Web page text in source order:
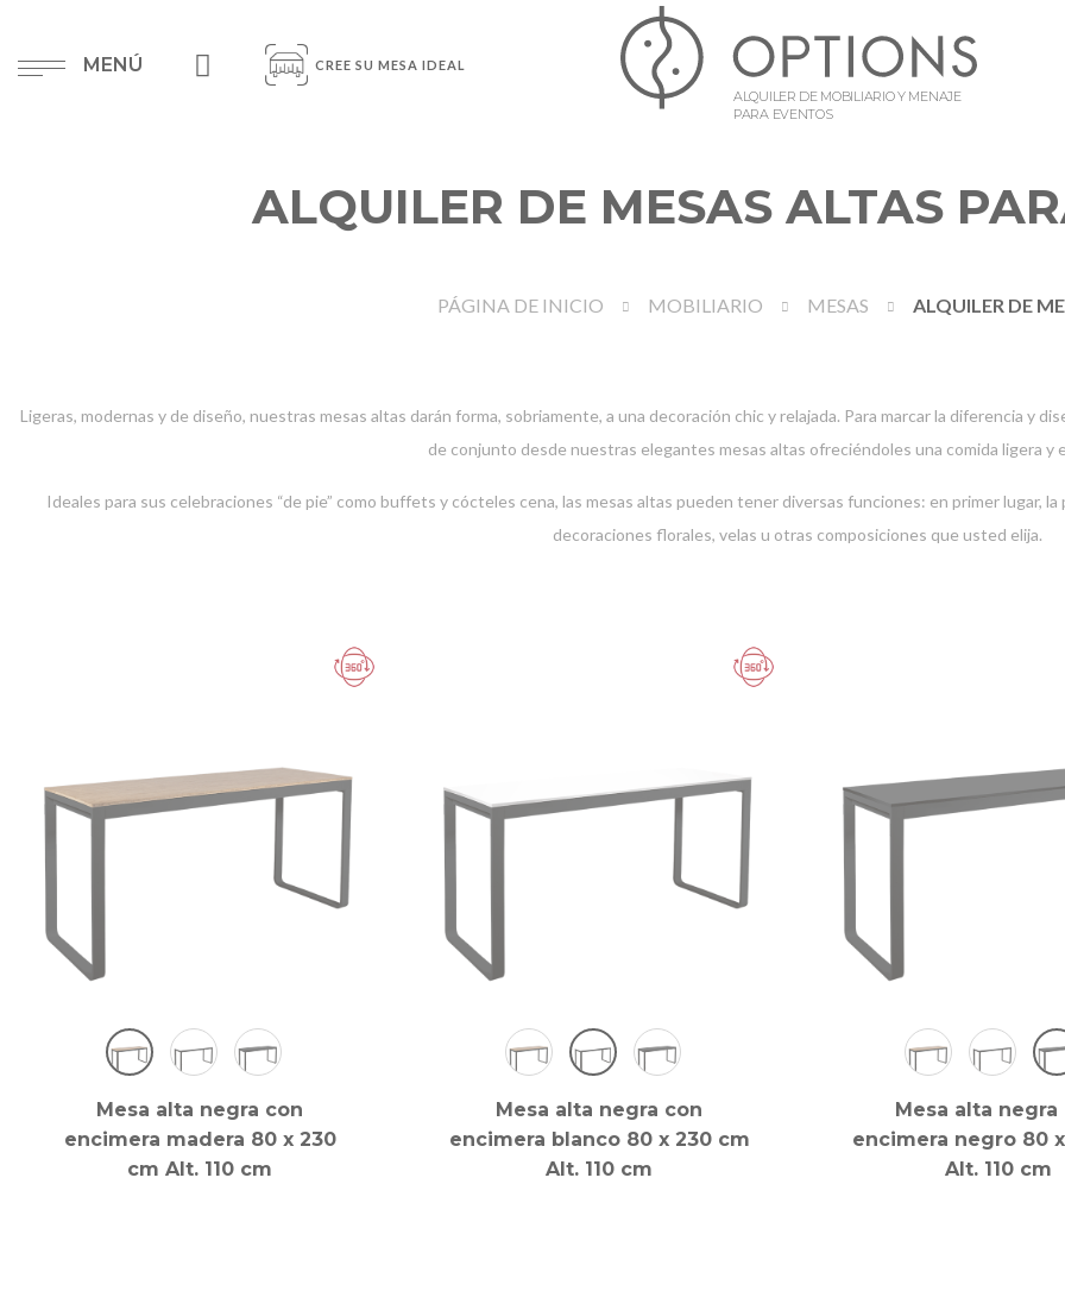
MENÚ CREE SU MESA IDEAL
ALQUILER DE MOBILIARIO Y MENAJE
PARA EVENTOS
ALQUILER DE MESAS ALTAS
PÁGINA DE INICIO MOBILIARIO MESAS ALQUILER DE
Ligeras, modernas y de diseño, nuestras mesas altas darán forma, sobriamente, a una decoración chic y relajada. Para marcar la diferencia y
de conjunto desde nuestras elegantes mesas altas ofreciéndoles una comida ligera
Ideales para sus celebraciones “de pie” como buffets y cócteles cena, las mesas altas pueden tener diversas funciones: en primer lugar,
decoraciones florales, velas u otras composiciones que usted elija.
Mesa alta negra con
encimera madera 80 x 230
cm Alt. 110 cm
Mesa alta negra con
encimera blanco 80 x 230 cm
Alt. 110 cm
Mesa alta negra
encimera negro 80
Alt. 110 cm